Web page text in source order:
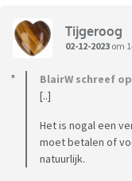
Tijgeroog
02-12-2023 om
BlairW schreef op
[..]
Het is nogal een
moet betalen of
natuurlijk.